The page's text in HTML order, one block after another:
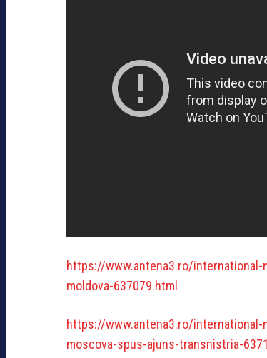
https://www.antena3.ro/
moldova-637079.html
https://www.antena3.ro/
moscova-spus-ajuns-transnistria-